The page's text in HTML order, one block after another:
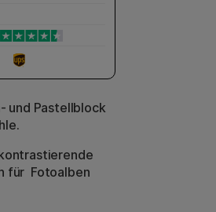
und Pastellblock
für Fotoalben